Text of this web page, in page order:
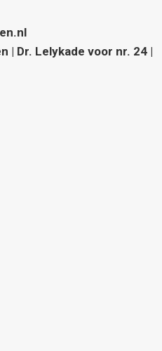
| Dr. Lelykade voor nr. 24 |